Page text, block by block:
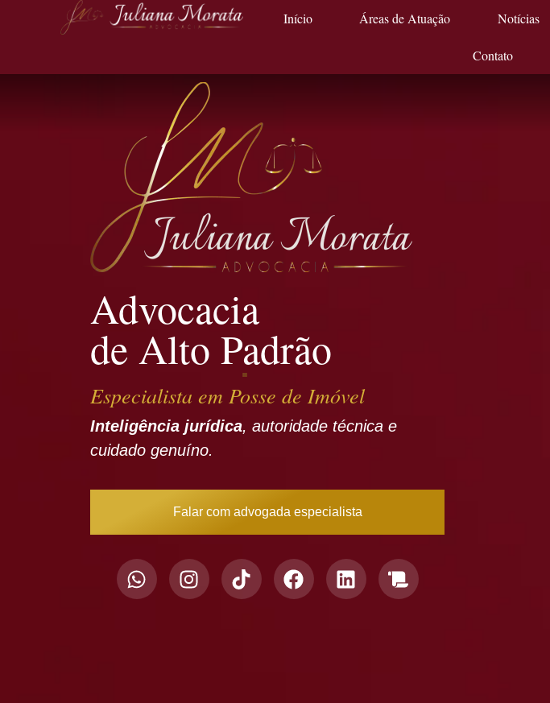
Início Áreas de Atuação Notícias
Contato
Advocacia
de Alto Padrão
Especialista em Posse de Imóvel
Inteligência jurídica, autoridade técnica e
cuidado genuíno.
Falar com advogada especialista